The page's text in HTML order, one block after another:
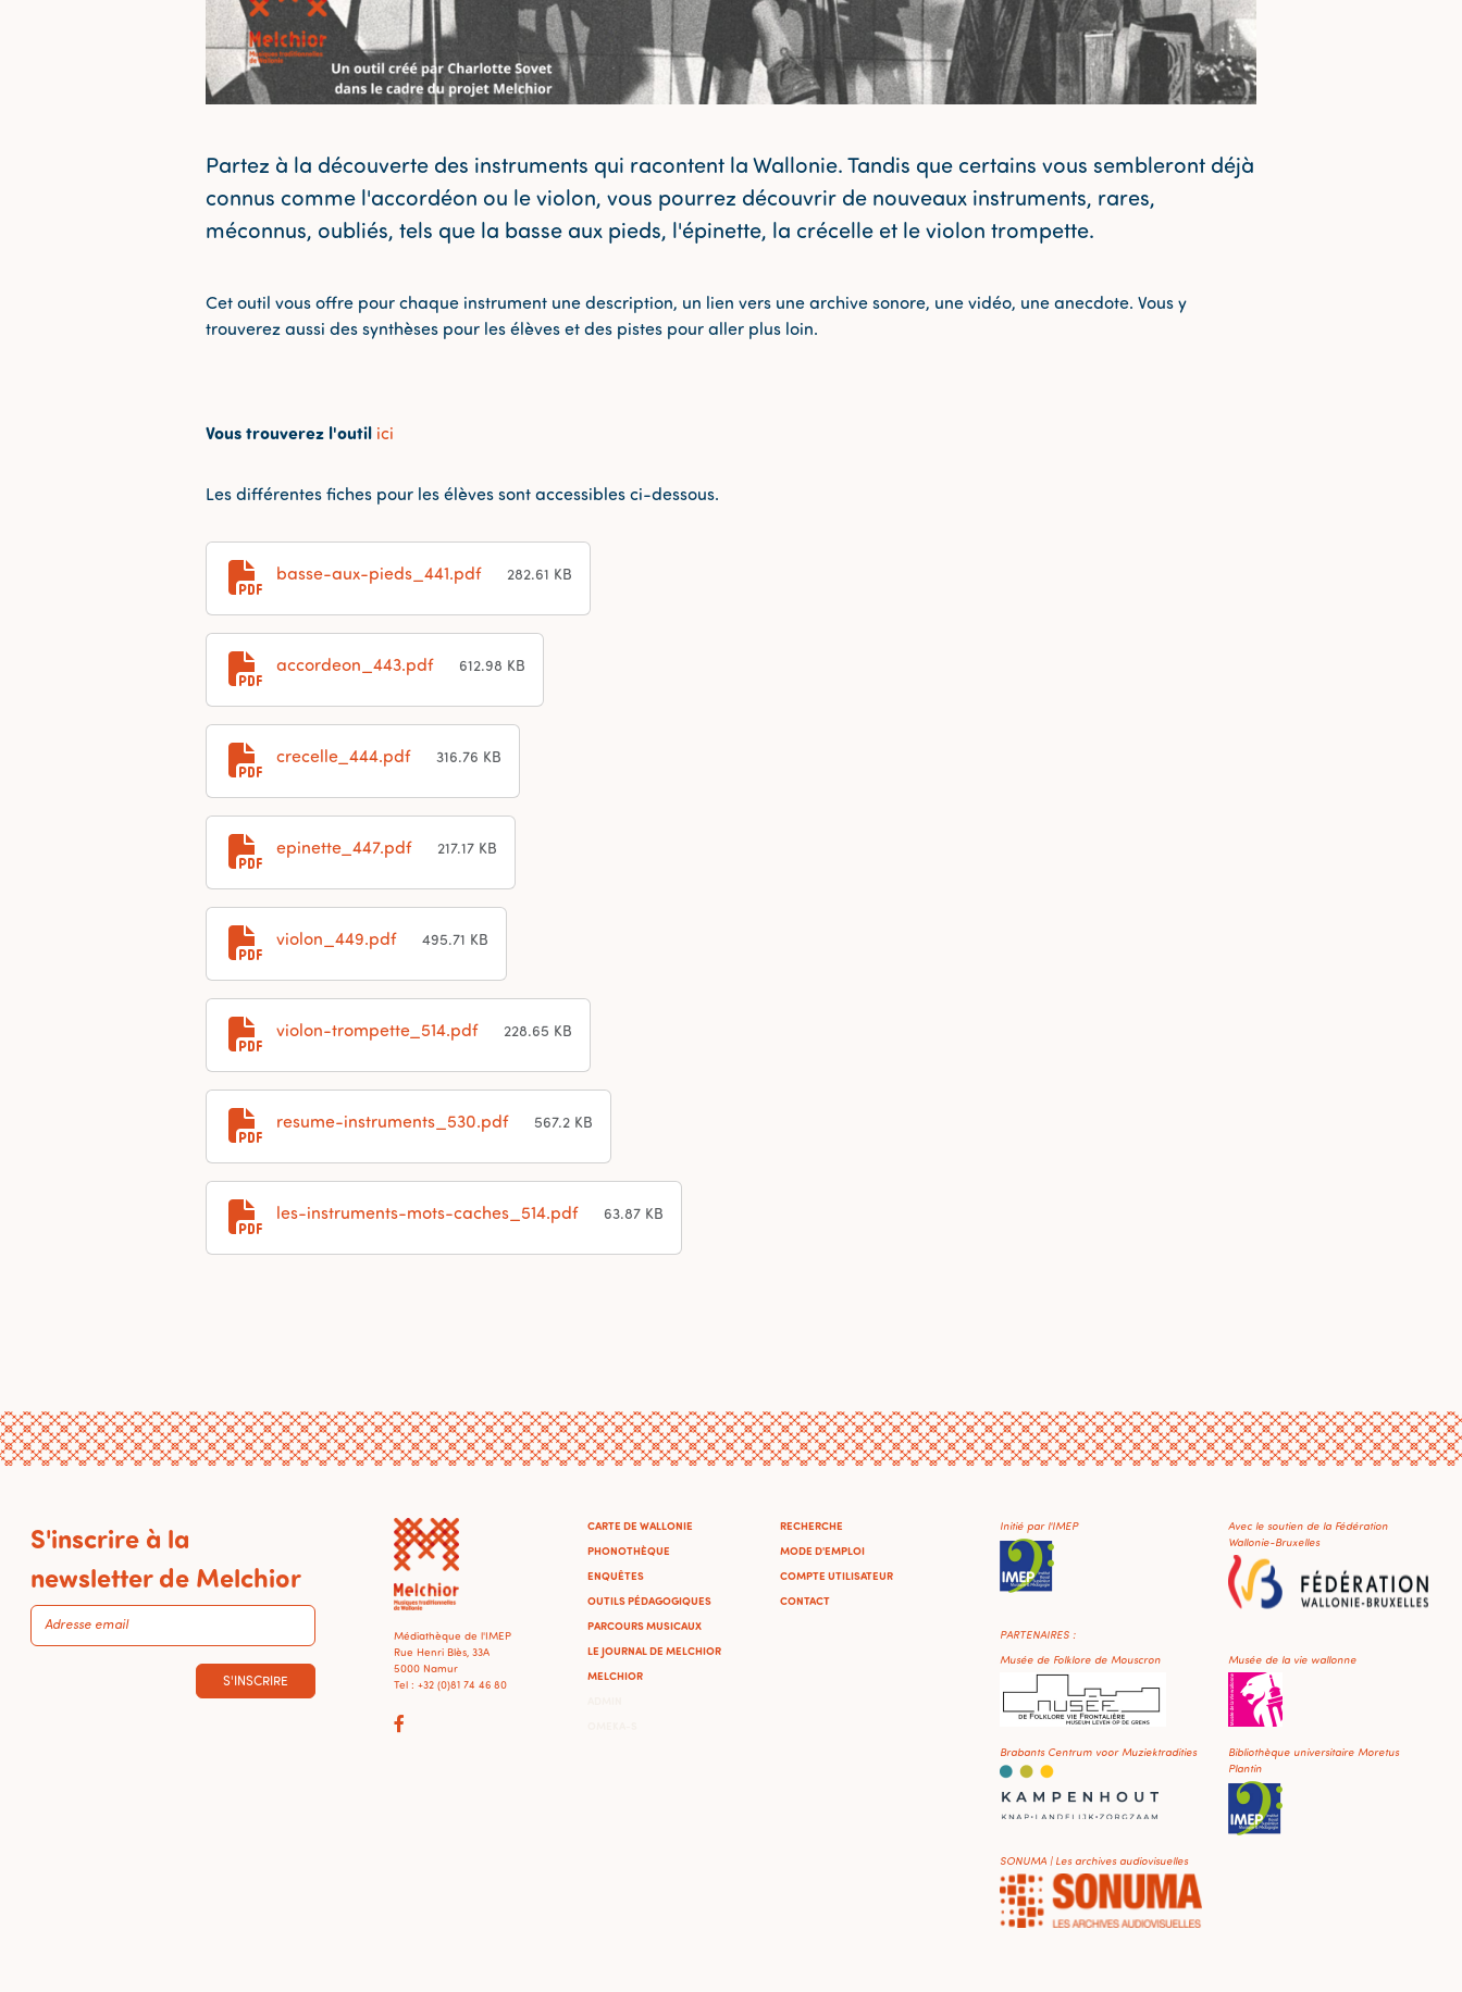
Partez à la découverte des instruments qui racontent la Wallonie. Tandis que certains vous sembleront déjà
connus comme l'accordéon ou le violon, vous pourrez découvrir de nouveaux instruments, rares,
méconnus, oubliés, tels que la basse aux pieds, l'épinette, la crécelle et le violon trompette.
Cet outil vous offre pour chaque instrument une description, un lien vers une archive sonore, une vidéo, une anecdote. Vous y
trouverez aussi des synthèses pour les élèves et des pistes pour aller plus loin.
Vous trouverez l'outil ici
Les différentes fiches pour les élèves sont accessibles ci-dessous.
basse-aux-pieds_441.pdf 282.61 KB
accordeon_443.pdf 612.98 KB
crecelle_444.pdf 316.76 KB
epinette_447.pdf 217.17 KB
violon_449.pdf 495.71 KB
violon-trompette_514.pdf 228.65 KB
resume-instruments_530.pdf 567.2 KB
les-instruments-mots-caches_514.pdf 63.87 KB
S'inscrire à la
newsletter de Melchior
S'INSCRIRE
Médiathèque de l'IMEP
Rue Henri Blès, 33A
5000 Namur
Tel : +32 (0)81 74 46 80
CARTE DE WALLONIE
PHONOTHÈQUE
ENQUÊTES
OUTILS PÉDAGOGIQUES
PARCOURS MUSICAUX
LE JOURNAL DE MELCHIOR
MELCHIOR
RECHERCHE
MODE D'EMPLOI
COMPTE UTILISATEUR
CONTACT
Initié par l'IMEP
Avec le soutien de la Fédération
Wallonie-Bruxelles
PARTENAIRES :
Musée de Folklore de Mouscron
Musée de la vie wallonne
Brabants Centrum voor Muziektradities
Bibliothèque universitaire Moretus
Plantin
SONUMA | Les archives audiovisuelles